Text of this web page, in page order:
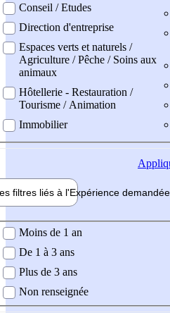
Conseil / Etudes
Direction d'entreprise
Espaces verts et naturels /
Agriculture / Pêche / Soins aux
animaux
Hôtellerie - Restauration /
Tourisme / Animation
Immobilier
filtres liés à l'Expérience demandée
demandée
Moins de 1 an
De 1 à 3 ans
Plus de 3 ans
Non renseignée